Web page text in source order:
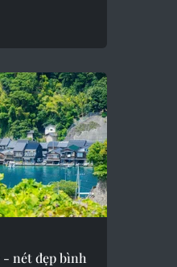
- nét đẹp bình